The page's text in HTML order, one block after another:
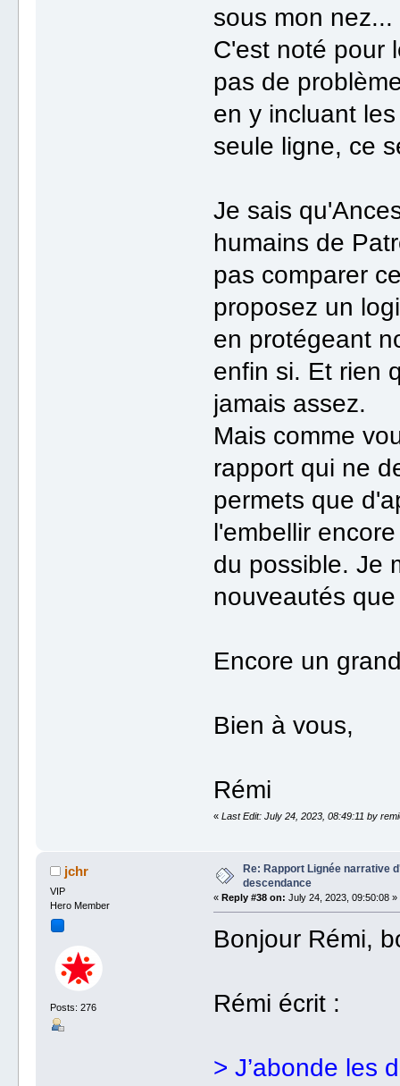
sous mon nez...
C'est noté pour
pas de
en y incluant
seule ligne, ce
Je sais
humains de
pas comparer
proposez un
en protégeant
enfin si. Et rien
jamais assez.
Mais comme
rapport qui ne
permets que
l'embellir
du possible. Je
nouveautés
Encore un
Bien à vous,
Rémi
«Last Edit: July 24, 2023, 08:49:11 by
jchr
VIP
Hero Member
Posts: 276
Re: Rapport Lignée narrative
descendance
« Reply #38 on: July 24, 2023, 09:50:08 »
Bonjour Rémi,
Rémi écrit :
> J’abonde les